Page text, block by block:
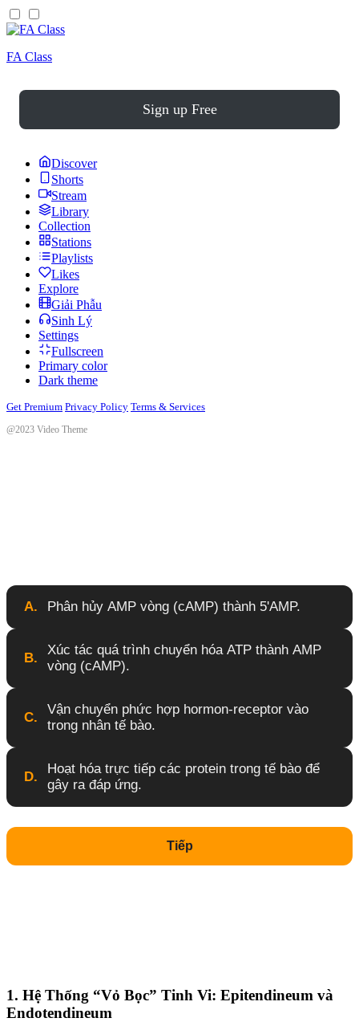
FA Class
Sign up Free
Discover
Shorts
Stream
Library
Collection
Stations
Playlists
Likes
Explore
Giải Phẫu
Sinh Lý
Settings
Fullscreen
Primary color
Dark theme
Get Premium Privacy Policy Terms & Services
@2023 Video Theme
A. Phân hủy AMP vòng (cAMP) thành 5'AMP.
B.
Xúc tác quá trình chuyển hóa ATP thành AMP
vòng (cAMP).
C.
Vận chuyển phức hợp hormon-receptor vào
trong nhân tế bào.
D.
Hoạt hóa trực tiếp các protein trong tế bào để
gây ra đáp ứng.
Tiếp
1. Hệ Thống “Vỏ Bọc” Tinh Vi: Epitendineum và
Endotendineum